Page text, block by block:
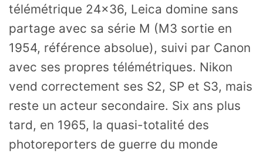
télémétrique 24×36, Leica domine sans
partage avec sa série M (M3 sortie en
1954, référence absolue), suivi par Canon
avec ses propres télémétriques. Nikon
vend correctement ses S2, SP et S3, mais
reste un acteur secondaire. Six ans plus
tard, en 1965, la quasi-totalité des
photoreporters de guerre du monde